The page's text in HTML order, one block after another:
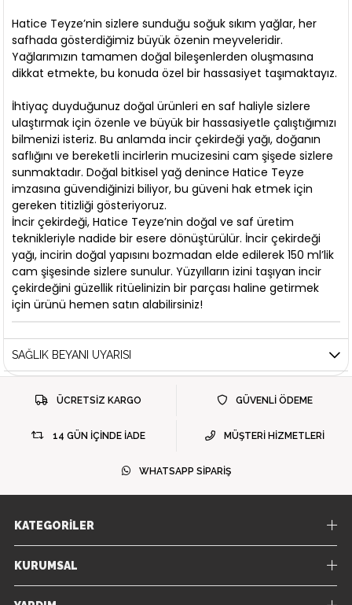
Hatice Teyze’nin sizlere sunduğu soğuk sıkım yağlar, her
safhada gösterdiğimiz büyük özenin meyveleridir.
Yağlarımızın tamamen doğal bileşenlerden oluşmasına
dikkat etmekte, bu konuda özel bir hassasiyet taşımaktayız.
İhtiyaç duyduğunuz doğal ürünleri en saf haliyle sizlere
ulaştırmak için özenle ve büyük bir hassasiyetle çalıştığımızı
bilmenizi isteriz. Bu anlamda incir çekirdeği yağı, doğanın
saflığını ve bereketli incirlerin mucizesini cam şişede sizlere
sunmaktadır. Doğal bitkisel yağ denince Hatice Teyze
imzasına güvendiğinizi biliyor, bu güveni hak etmek için
gereken titizliği gösteriyoruz.
İncir çekirdeği, Hatice Teyze’nin doğal ve saf üretim
teknikleriyle nadide bir esere dönüştürülür. İncir çekirdeği
yağı, incirin doğal yapısını bozmadan elde edilerek 150 ml’lik
cam şişesinde sizlere sunulur. Yüzyılların izini taşıyan incir
çekirdeğini güzellik ritüelinizin bir parçası haline getirmek
için ürünü hemen satın alabilirsiniz!
SAĞLIK BEYANI UYARISI
ÜCRETSİZ KARGO GÜVENLİ ÖDEME
14 GÜN İÇİNDE İADE MÜŞTERİ HİZMETLERİ
WHATSAPP SİPARİŞ
KATEGORİLER
KURUMSAL